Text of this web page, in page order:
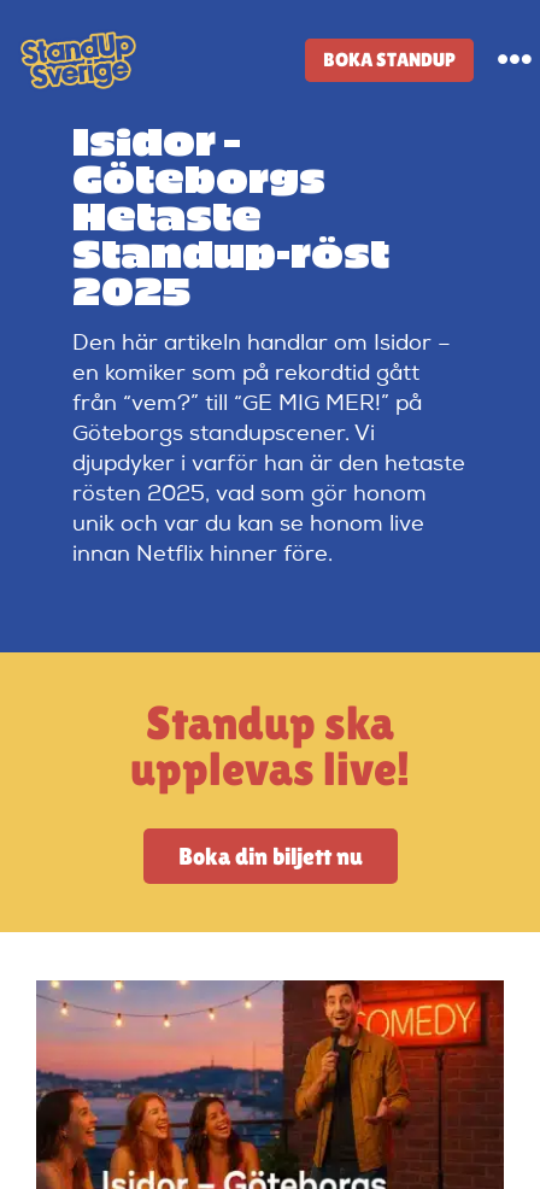
to
content
BOKA STANDUP
Standup-butik
Komiker
Lineup
Tidigare lineup
Klubbar
Artiklar
Kontakta oss
Vanliga frågor
Isidor –
Göteborgs
Hetaste
Standup-röst
2025
Den här artikeln handlar om Isidor –
en komiker som på rekordtid gått
från “vem?” till “GE MIG MER!” på
Göteborgs standupscener. Vi
djupdyker i varför han är den hetaste
rösten 2025, vad som gör honom
unik och var du kan se honom live
innan Netflix hinner före.
Standup ska
upplevas live!
Boka din biljett nu